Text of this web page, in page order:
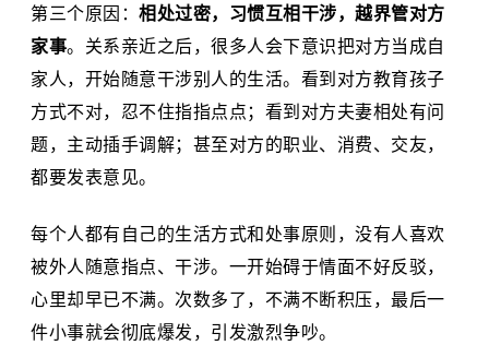
第三个原因： 相处过密，习惯互相干涉，越界管对方
家事。关系亲近之后，很多人会下意识把对方当成自
家人，开始随意干涉别人的生活。看到对方教育孩子
方式不对，忍不住指指点点；看到对方夫妻相处有问
题，主动插手调解；甚至对方的职业、消费、交友，
都要发表意见。
每个人都有自己的生活方式和处事原则，没有人喜欢
被外人随意指点、干涉。一开始碍于情面不好反驳，
心里却早已不满。次数多了，不满不断积压，最后一
件小事就会彻底爆发，引发激烈争吵。